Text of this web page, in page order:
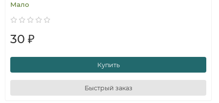
Мало
30 ₽
Купить
Быстрый заказ